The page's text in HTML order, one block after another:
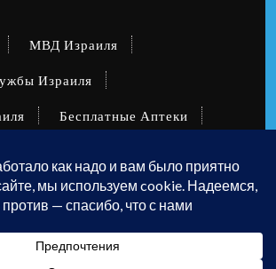
МВД Израиля
Израиля
Бесплатные Аптеки
в Израиле и за